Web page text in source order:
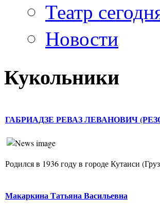
Театр
Новости
Кукольники
ГАБРИАДЗЕ РЕВАЗ ЛЕВАНОВИЧ
Родился в 1936 году в городе Кутаиси
Макаркина Татьяна Васильевна